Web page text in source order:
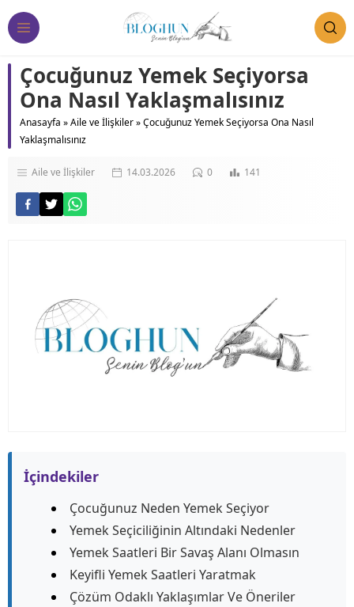
Çocuğunuz Yemek Seçiyorsa
Ona Nasıl Yaklaşmalısınız
Anasayfa »Aile ve İlişkiler»Çocuğunuz Yemek Seçiyorsa Ona Nasıl
Yaklaşmalısınız
Aile ve İlişkiler 14.03.2026 0 141
İçindekiler
Çocuğunuz Neden Yemek Seçiyor
Yemek Seçiciliğinin Altındaki Nedenler
Yemek Saatleri Bir Savaş Alanı Olmasın
Keyifli Yemek Saatleri Yaratmak
Çözüm Odaklı Yaklaşımlar Ve Öneriler